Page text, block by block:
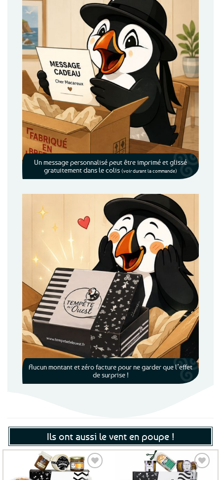
Un message personnalisé peut être imprimé et glissé
gratuitement dans le colis (voir durant la commande)
Aucun montant et zéro facture pour ne garder que l’effet
de surprise !
Ils ont aussi le vent en poupe !